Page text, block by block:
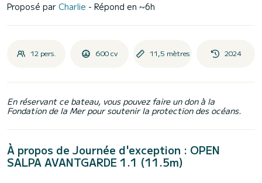
Proposé par Charlie - Répond en ~6h
12 pers. 600 cv 11,5 mètres 2024
En réservant ce bateau, vous pouvez faire un don à la
Fondation de la Mer pour soutenir la protection des océans.
À propos de Journée d'exception : OPEN
SALPA AVANTGARDE 1.1 (11.5m)